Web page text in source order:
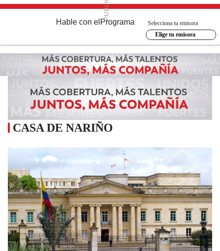
Hable con el Programa
Selecciona tu emisora
Elige tu emisora
CASA DE NARIÑO